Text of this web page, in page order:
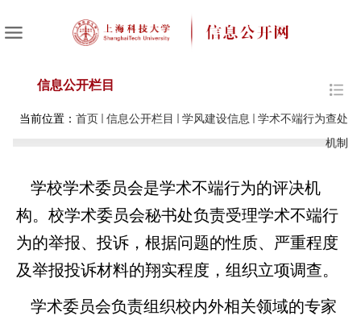
信息公开栏目
当前位置： 首页 信息公开栏目 学风建设信息
学术不端行为查处
机制
学校学术委员会是学术不端行为的评决机
构。校学术委员会秘书处负责受理学术不端行
为的举报、投诉，根据问题的性质、严重程度
及举报投诉材料的翔实程度，组织立项调查。
学术委员会负责组织校内外相关领域的专家